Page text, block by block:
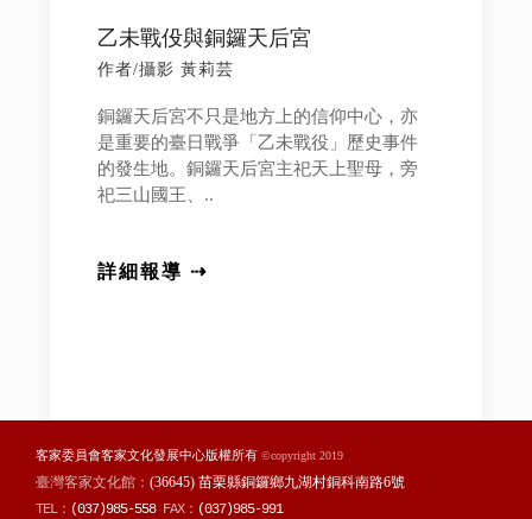
乙未戰伇與銅鑼天后宮
作者/攝影 黃莉芸
銅鑼天后宮不只是地方上的信仰中心，亦
是重要的臺日戰爭「乙未戰役」歷史事件
的發生地。銅鑼天后宮主祀天上聖母，旁
祀三山國王、..
詳細報導 ⇢
客家委員會客家文化發展中心版權所有 ©copyright 2019
臺灣客家文化館： (36645) 苗栗縣銅鑼鄉九湖村銅科南路6號
TEL： (037)985-558FAX： (037)985-991